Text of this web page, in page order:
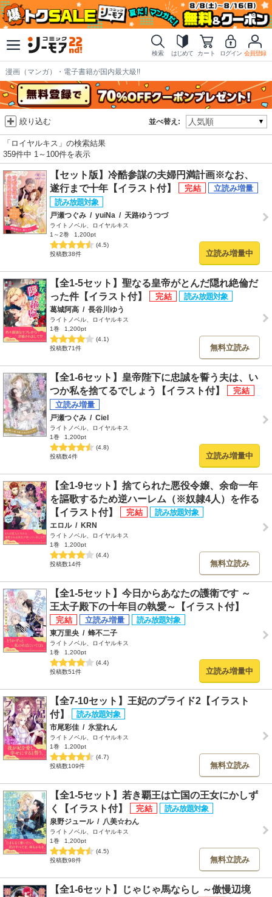
検索 はじめて カート ログイン 会員登録
漫画（マンガ）・電子書籍が国内最大級!!
並べ替え:
絞り込む
「ロイヤルキス」の検索結果
359件中 1～100件を表示
【セット版】冷酷参謀の夫婦円満計画※なお、
遂行まで十年【イラスト付】
戸瀬つぐみ / yuiNa / 天路ゆうつづ
ライトノベル、ロイヤルキス
1～2巻
1,200pt
(4.5)
投稿数38件
立読み増量中
【全1-5セット】聖なる皇帝がとんだ隠れ絶倫だ
った件【イラスト付】
葛城阿高 / 長谷川ゆう
ライトノベル、ロイヤルキス
1巻
1,200pt
(4.1)
投稿数71件
無料立読み
【全1-6セット】皇帝陛下に忠誠を誓う夫は、い
つか私を捨てるでしょう【イラスト付】
戸瀬つぐみ / Ciel
ライトノベル、ロイヤルキス
1巻
1,200pt
(4.8)
投稿数4件
立読み増量中
【全1-9セット】捨てられた悪役令嬢、余命一年
を謳歌するため逆ハーレム（※奴隷4人）を作る
【イラスト付】
エロル / KRN
ライトノベル、ロイヤルキス
1巻
1,200pt
(4.4)
投稿数14件
無料立読み
【全1-5セット】今日からあなたの護衛です ～
王太子殿下の十年目の執愛～【イラスト付】
東万里央 / 蜂不二子
ライトノベル、ロイヤルキス
1巻
1,200pt
(4.4)
投稿数51件
立読み増量中
【全7-10セット】王妃のプライド2【イラスト
付】
市尾彩佳 / 氷堂れん
ライトノベル、ロイヤルキス
1巻
1,200pt
(4.7)
投稿数109件
無料立読み
【全1-5セット】若き覇王は亡国の王女にかしず
く【イラスト付】
泉野ジュール / 八美☆わん
ライトノベル、ロイヤルキス
1巻
1,200pt
(4.5)
投稿数98件
無料立読み
【全1-6セット】じゃじゃ馬ならし ～傲慢辺境